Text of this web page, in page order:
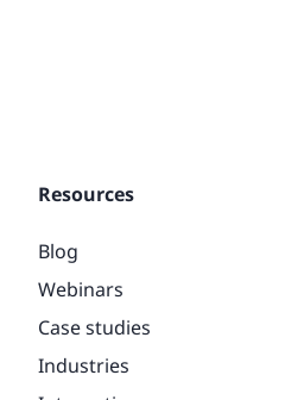
Resources
Blog
Webinars
Case studies
Industries